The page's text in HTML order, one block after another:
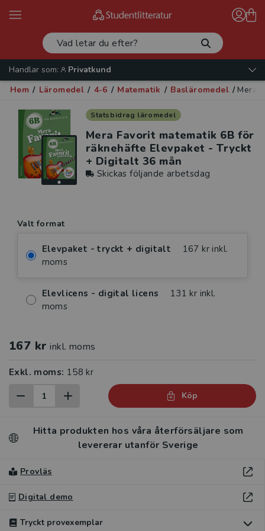
Handlar som:
Privatkund
Hem / Läromedel / 4-6 / Matematik / Basläromedel / Mera
Statsbidrag läromedel
Mera Favorit matematik 6B för
räknehäfte Elevpaket - Tryckt
+ Digitalt 36 mån
Skickas följande arbetsdag
Valt format
Elevpaket - tryckt + digitalt
167 kr inkl.
moms
Elevlicens - digital licens
131 kr inkl.
moms
167 kr inkl. moms
Exkl. moms: 158 kr
Köp
Hitta produkten hos våra återförsäljare som
levererar utanför Sverige
Provläs
Digital demo
Tryckt provexemplar